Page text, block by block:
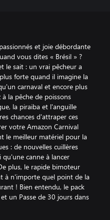
et joie débordante
vous dites « Brésil » ?
le sait : un vrai pêcheur a
forte quand il imagine la
carnaval et encore plus
la pêche de poissons
la piraiba et l'anguille
chances d'attraper ces
votre Amazon Carnival
le meilleur matériel pour la
: de nouvelles cuillères
canne à lancer
plus, le rapide bimoteur
à n'importe quel point de la
! Bien entendu, le pack
un Passe de 30 jours dans